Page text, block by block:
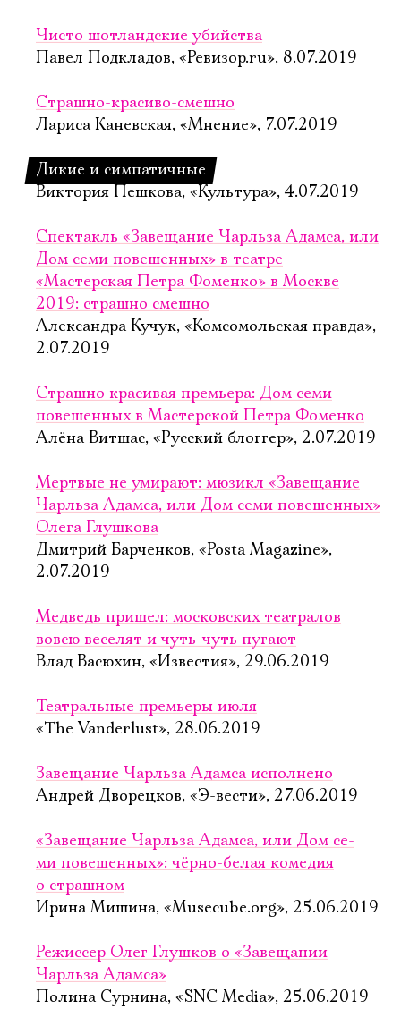
Чисто шотландские убийства
Павел Подкладов, «Ревизор.ru», 8.07.2019
Страшно-красиво-смешно
Лариса Каневская, «Мнение», 7.07.2019
Дикие и симпатичные
Виктория Пешкова, «Культура», 4.07.2019
Спектакль «Завещание Чарльза Адамса, или
Дом семи повешенных» в театре
«Мастерская Петра Фоменко» в Москве
2019: страшно смешно
Александра Кучук, «Комсомольская правда»,
2.07.2019
Страшно красивая премьера: Дом семи
повешенных в Мастерской Петра Фоменко
Алёна Витшас, «Русский блоггер», 2.07.2019
Мертвые не умирают: мюзикл «Завещание
Чарльза Адамса, или Дом семи повешенных»
Олега Глушкова
Дмитрий Барченков, «Posta Magazine»,
2.07.2019
Медведь пришел: московских театралов
вовсю веселят и чуть-чуть пугают
Влад Васюхин, «Известия», 29.06.2019
Театральные премьеры июля
«The Vanderlust», 28.06.2019
Завещание Чарльза Адамса исполнено
Андрей Дворецков, «Э-вести», 27.06.2019
«Завещание Чарль­за Адам­са, или Дом се­
ми по­ве­шен­ных»: чёрно-белая комедия
о страшном
Ирина Мишина, «Musecube.org», 25.06.2019
Режиссер Олег Глушков о «Завещании
Чарльза Адамса»
Полина Сурнина, «SNC Media», 25.06.2019